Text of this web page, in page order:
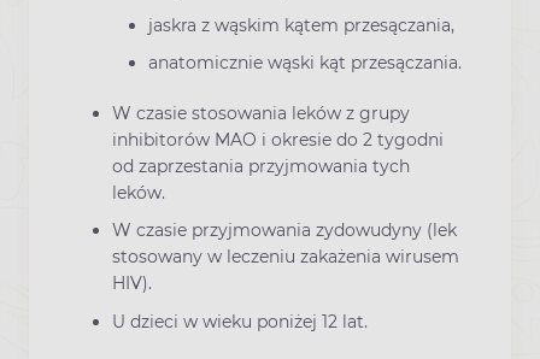
jaskra z wąskim kątem przesączania,
anatomicznie wąski kąt przesączania.
W czasie stosowania leków z grupy
inhibitorów MAO i okresie do 2 tygodni
od zaprzestania przyjmowania tych
leków.
W czasie przyjmowania zydowudyny (lek
stosowany w leczeniu zakażenia wirusem
HIV).
U dzieci w wieku poniżej 12 lat.